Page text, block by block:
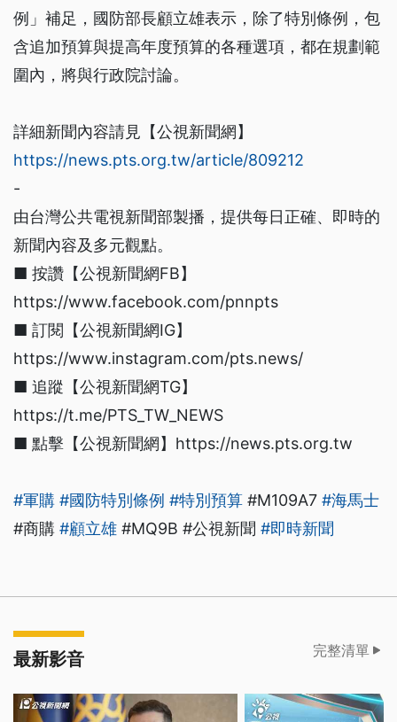
例」補足，國防部長顧立雄表示，除了特別條例，包
含追加預算與提高年度預算的各種選項，都在規劃範
圍內，將與行政院討論。
詳細新聞內容請見【公視新聞網】
https://news.pts.org.tw/article/809212
-
由台灣公共電視新聞部製播，提供每日正確、即時的
新聞內容及多元觀點。
■ 按讚【公視新聞網FB】
https://www.facebook.com/pnnpts
■ 訂閱【公視新聞網IG】
https://www.instagram.com/pts.news/
■ 追蹤【公視新聞網TG】
https://t.me/PTS_TW_NEWS
■ 點擊【公視新聞網】https://news.pts.org.tw
#軍購 #國防特別條例 #特別預算 #M109A7 #海馬士
#商購 #顧立雄 #MQ9B #公視新聞 #即時新聞
最新影音 完整清單